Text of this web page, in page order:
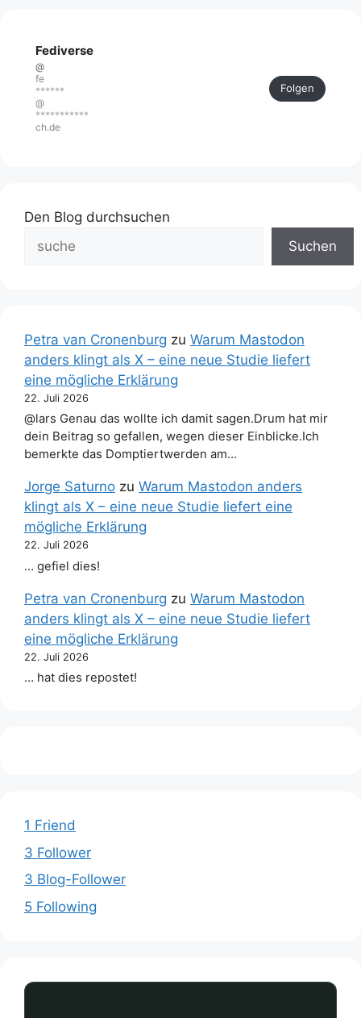
Fediverse
@
fe
******
@
***********
ch.de
Folgen
Den Blog durchsuchen
Suchen
Petra van Cronenburg zu Warum Mastodon
anders klingt als X – eine neue Studie liefert
eine mögliche Erklärung
22. Juli 2026
@lars Genau das wollte ich damit sagen.Drum hat mir
dein Beitrag so gefallen, wegen dieser Einblicke.Ich
bemerkte das Domptiertwerden am…
Jorge Saturno zu Warum Mastodon anders
klingt als X – eine neue Studie liefert eine
mögliche Erklärung
22. Juli 2026
… gefiel dies!
Petra van Cronenburg zu Warum Mastodon
anders klingt als X – eine neue Studie liefert
eine mögliche Erklärung
22. Juli 2026
… hat dies repostet!
1 Friend
3 Follower
3 Blog-Follower
5 Following